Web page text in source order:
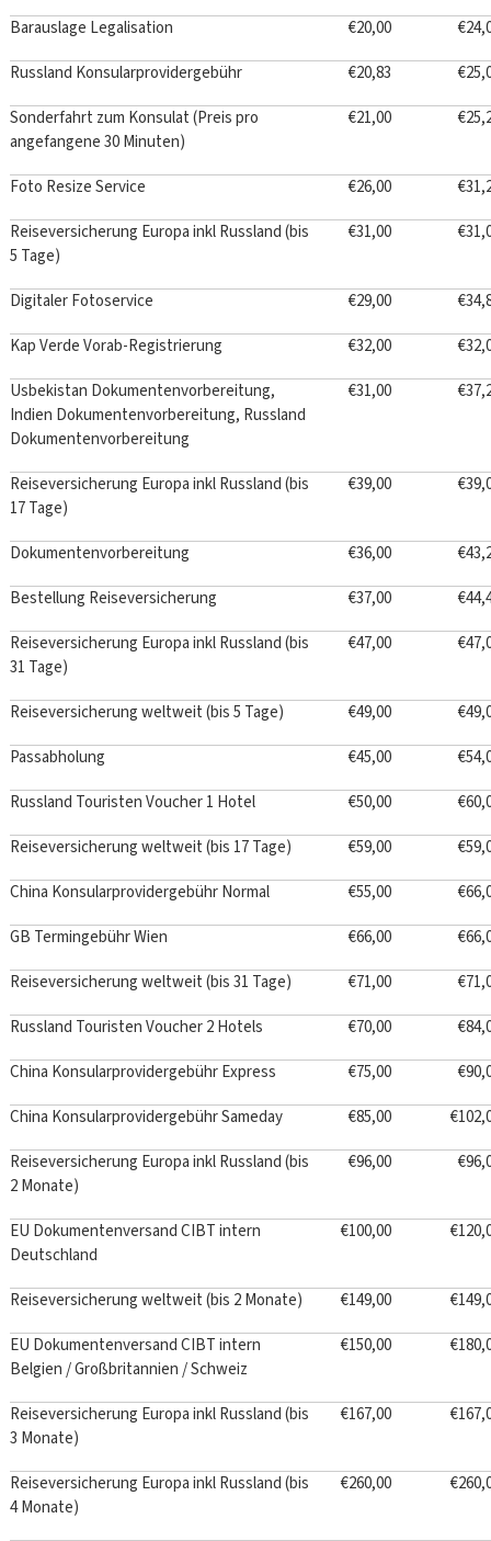
Barauslage Legalisation
€20,00
Russland Konsularprovidergebühr
€20,83
Sonderfahrt zum Konsulat (Preis pro
angefangene 30 Minuten)
€21,00
Foto Resize Service €26,00
Reiseversicherung Europa inkl Russland (bis
5 Tage)
€31,00
Digitaler Fotoservice €29,00
Kap Verde Vorab-Registrierung
€32,00
Usbekistan Dokumentenvorbereitung,
Indien Dokumentenvorbereitung, Russland
Dokumentenvorbereitung
€31,00
Reiseversicherung Europa inkl Russland (bis
17 Tage)
€39,00
Dokumentenvorbereitung €36,00
Bestellung Reiseversicherung
€37,00
Reiseversicherung Europa inkl Russland (bis
31 Tage)
€47,00
Reiseversicherung weltweit (bis 5 Tage) €49,00
Passabholung
€45,00
Russland Touristen Voucher 1 Hotel
€50,00
Reiseversicherung weltweit (bis 17 Tage)
€59,00
China Konsularprovidergebühr Normal
€55,00
GB Termingebühr Wien
€66,00
Reiseversicherung weltweit (bis 31 Tage)
€71,00
Russland Touristen Voucher 2 Hotels
€70,00
China Konsularprovidergebühr Express
€75,00
China Konsularprovidergebühr Sameday
€85,00
Reiseversicherung Europa inkl Russland (bis
2 Monate)
€96,00
EU Dokumentenversand CIBT intern
Deutschland
€100,00
Reiseversicherung weltweit (bis 2 Monate) €149,00
EU Dokumentenversand CIBT intern
Belgien / Großbritannien / Schweiz
€150,00
Reiseversicherung Europa inkl Russland (bis
3 Monate)
€167,00
Reiseversicherung Europa inkl Russland (bis
4 Monate)
€260,00